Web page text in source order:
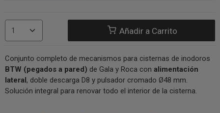
Añadir a Carrito
Conjunto completo de mecanismos para cisternas de inodoros
BTW (pegados a pared) de Gala y Roca con alimentación
lateral, doble descarga D8 y pulsador cromado Ø48 mm.
Solución integral para renovar todo el interior de la cisterna.